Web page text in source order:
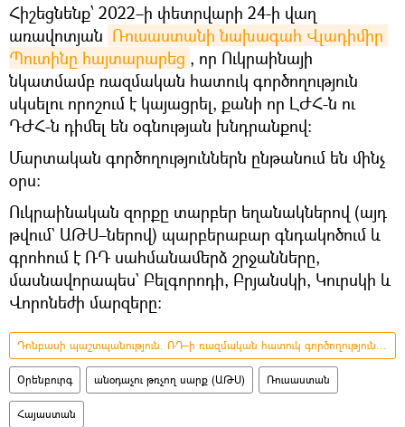
Հիշեցնենք՝ 2022–ի փետրվարի 24-ի վաղ
առավոտյան Ռուսաստանի նախագահ Վլադիմիր
Պուտինը հայտարարեց , որ Ուկրաինայի
նկատմամբ ռազմական հատուկ գործողություն
սկսելու որոշում է կայացրել, քանի որ ԼԺՀ-ն ու
ԴԺՀ-ն դիմել են օգնության խնդրանքով։
Մարտական գործողություններն ընթանում են մինչ
օրս։
Ուկրաինական զորքը տարբեր եղանակներով (այդ
թվում` ԱԹՍ–ներով) պարբերաբար գնդակոծում և
գրոհում է ՌԴ սահմանամերձ շրջանները,
մասնավորապես` Բելգորոդի, Բրյանսկի, Կուրսկի և
Վորոնեժի մարզերը։
Դոնբասի պաշտպանություն. ՌԴ–ի ռազմական հատուկ գործողությունը Ուկրաինայում
Օրենբուրգ անօդաչու թռչող սարք (ԱԹՍ) Ռուսաստան
Հայաստան